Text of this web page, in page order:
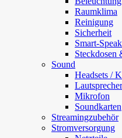
Raumklima
Reinigung
Sicherheit
Smart-
Steckdosen
Sound
Headsets /
Mikrofon
Soundkarten
Streamingzubehör
Stromversorgung